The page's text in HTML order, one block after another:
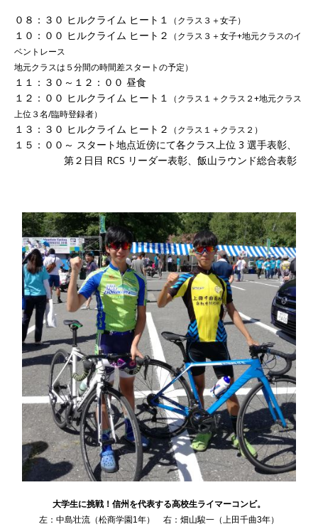
０８：３０ ヒルクライム ヒート１ （クラス３＋女子）
１０：００ ヒルクライム ヒート２ （クラス３＋女子+地元クラスのイ
ベントレース
地元クラスは５分間の時間差スタートの予定）
１１：３０～１２：００ 昼食
１２：００ ヒルクライム ヒート１ （クラス１＋クラス２+地元クラス
上位３名/臨時登録者）
１３：３０ ヒルクライム ヒート２ （クラス１＋クラス２）
１５：００～ スタート地点近傍にて各クラス上位 3 選手表彰、
第２日目 RCS リーダー表彰、飯山ラウンド総合表彰
大学生に挑戦！信州を代表する高校生ライマーコンビ。
左：中島壮流（松商学園1年） 右：畑山駿一（上田千曲3年）